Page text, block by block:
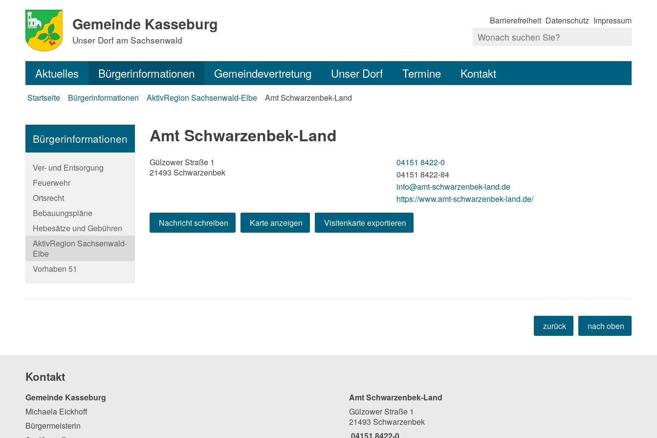
Gemeinde Kasseburg
Unser Dorf am Sachsenwald
Barrierefreiheit Datenschutz Impressum
Aktuelles Bürgerinformationen Gemeindevertretung Unser Dorf Termine Kontakt
Startseite Bürgerinformationen AktivRegion Sachsenwald-Elbe Amt Schwarzenbek-Land
Bürgerinformationen
Ver- und Entsorgung
Feuerwehr
Ortsrecht
Bebauungspläne
Hebesätze und Gebühren
AktivRegion Sachsenwald-
Elbe
Vorhaben 51
Amt Schwarzenbek-Land
Gülzower Straße 1
21493 Schwarzenbek
04151 8422-0
04151 8422-84
info@amt-schwarzenbek-land.de
https://www.amt-schwarzenbek-land.de/
Nachricht schreiben Karte anzeigen Visitenkarte exportieren
zurück nach oben
Kontakt
Gemeinde Kasseburg
Michaela Eickhoff
Bürgermeisterin
Amt Schwarzenbek-Land
Gülzower Straße 1
21493 Schwarzenbek
04151 8422-0